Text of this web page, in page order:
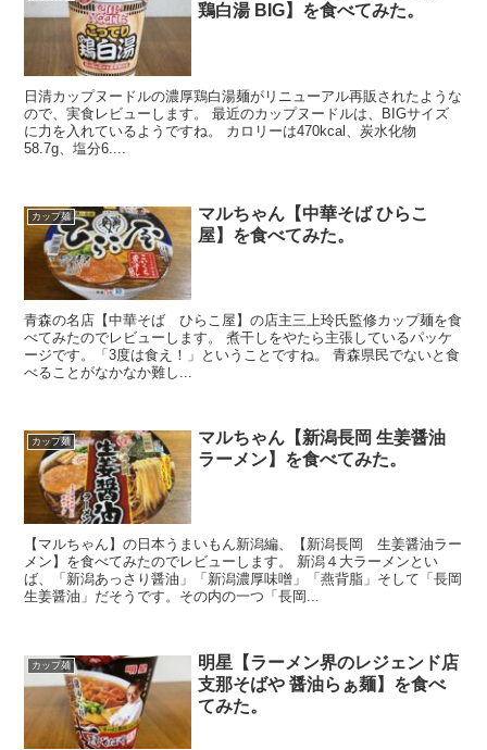
鶏白湯 BIG】を食べてみた。
日清カップヌードルの濃厚鶏白湯麺がリニューアル再販されたような
ので、実食レビューします。 最近のカップヌードルは、BIGサイズ
に力を入れているようですね。 カロリーは470kcal、炭水化物
58.7g、塩分6....
カップ麺
マルちゃん【中華そば ひらこ
屋】を食べてみた。
青森の名店【中華そば ひらこ屋】の店主三上玲氏監修カップ麺を食
べてみたのでレビューします。 煮干しをやたら主張しているパッケ
ージです。「3度は食え！」ということですね。 青森県民でないと食
べることがなかなか難し...
カップ麺
マルちゃん【新潟長岡 生姜醤油
ラーメン】を食べてみた。
【マルちゃん】の日本うまいもん新潟編、【新潟長岡 生姜醤油ラー
メン】を食べてみたのでレビューします。 新潟４大ラーメンとい
ば、「新潟あっさり醤油」「新潟濃厚味噌」「燕背脂」そして「長岡
生姜醤油」だそうです。その内の一つ「長岡...
カップ麺
明星【ラーメン界のレジェンド店
支那そばや 醤油らぁ麺】を食べ
てみた。